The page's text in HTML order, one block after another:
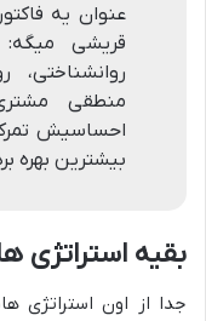
عنوان یه
قریشی میگه:
منطقی
احساسیش
بیشترین بهره
بقیه استراتژی
جدا از اون استراتژی